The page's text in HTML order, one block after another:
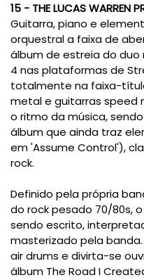
15 - THE LUCAS WARREN
Guitarra, piano e
orquestral a faixa de
álbum de estreia do
4 nas plataformas de
totalmente na faixa-
metal e guitarras speed
o ritmo da música,
álbum que ainda traz
em 'Assume Control'),
rock.
Definido pela própria
do rock pesado 70/80s,
sendo escrito,
masterizado pela
air drums e divirta-se
álbum The Road I